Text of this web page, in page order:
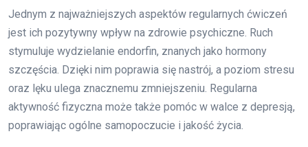
Jednym z najważniejszych aspektów regularnych ćwiczeń
jest ich pozytywny wpływ na zdrowie psychiczne. Ruch
stymuluje wydzielanie endorfin, znanych jako hormony
szczęścia. Dzięki nim poprawia się nastrój, a poziom stresu
oraz lęku ulega znacznemu zmniejszeniu. Regularna
aktywność fizyczna może także pomóc w walce z depresją,
poprawiając ogólne samopoczucie i jakość życia.